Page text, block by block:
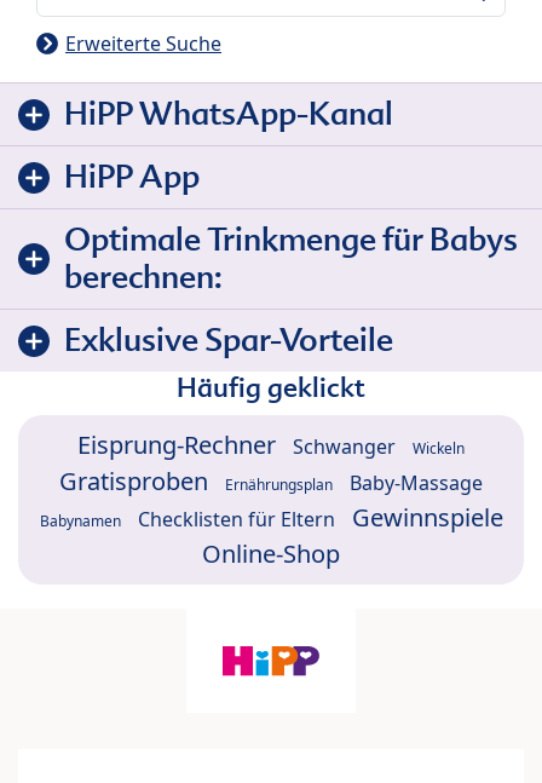
Erweiterte Suche
HiPP WhatsApp-Kanal
HiPP App
Optimale Trinkmenge für Babys
berechnen:
Exklusive Spar-Vorteile
Häufig geklickt
Eisprung-Rechner Schwanger Wickeln
Gratisproben Ernährungsplan Baby-Massage
Babynamen Checklisten für Eltern
Gewinnspiele
Online-Shop